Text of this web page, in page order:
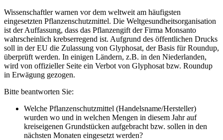
Wissenschaftler warnen vor dem weltweit am häufigsten
eingesetzten Pflanzenschutzmittel. Die Weltgesundheitsorganisation
ist der Auffassung, dass das Pflanzengift der Firma Monsanto
wahrscheinlich krebserregend ist. Aufgrund des öffentlichen Drucks
soll in der EU die Zulassung von Glyphosat, der Basis für Roundup,
überprüft werden. In einigen Ländern, z.B. in den Niederlanden,
wird von offizieller Seite ein Verbot von Glyphosat bzw. Roundup
in Erwägung gezogen.
Bitte beantworten Sie:
Welche Pflanzenschutzmittel (Handelsname/Hersteller)
wurden wo und in welchen Mengen in diesem Jahr auf
kreiseigenen Grundstücken aufgebracht bzw. sollen in den
nächsten Monaten eingesetzt werden?